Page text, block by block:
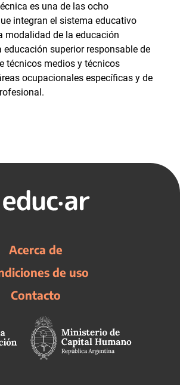
es una de las ocho
integran el sistema educativo
modalidad de la educación
educación superior responsable de
técnicos medios y técnicos
ocupacionales específicas y de
Acerca de
de uso
Contacto